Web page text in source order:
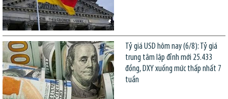
Tỷ giá USD hôm nay (6/8): Tỷ giá
trung tâm lập đỉnh mới 25.433
đồng, DXY xuống mức thấp nhất 7
tuần